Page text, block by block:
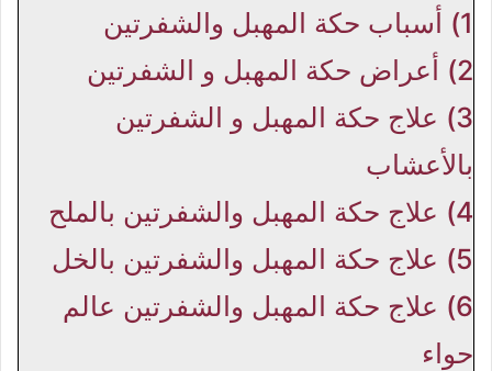
1)
أسباب حكة المهبل والشفرتين
2)
أعراض حكة المهبل و الشفرتين
3)
علاج حكة المهبل و الشفرتين
بالأعشاب
4)
علاج حكة المهبل والشفرتين بالملح
5)
علاج حكة المهبل والشفرتين بالخل
6)
علاج حكة المهبل والشفرتين عالم
حواء